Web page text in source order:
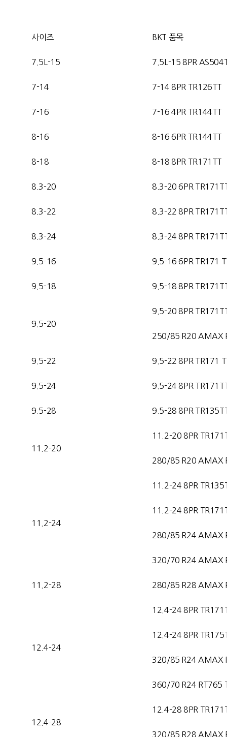
사이즈 BKT 품목
7.5L-15 7.5L-15 8PR
7-14 7-14 8PR TR126TT
7-16 7-16 4 PR TR144TT
8-16 8-16 6 PR TR144TT
8-18 8-18 8PR TR171TT
8.3-20 8.3-20 6PR
8.3-22 8.3-22 8PR
8.3-24 8.3-24 8PR
9.5-16 9.5-16 6PR TR171
9.5-18 9.5-18 8PR
9.5-20
9.5-20 8PR
250/85 R20 AMAX
9.5-22 9.5-22 8PR TR171
9.5-24 9.5-24 8PR
9.5-28 9.5-28 8PR
11.2-20
11.2-20 8PR
280/85 R20 AMAX
11.2-24
11.2-24 8PR
11.2-24 8PR
280/85 R24 AMAX
320/70 R24 AMAX
11.2-28 280/85 R28 AMAX
12.4-24
12.4-24 8PR
12.4-24 8PR
320/85 R24 AMAX
360/70 R24 RT765
12.4-28
12.4-28 8PR
320/85 R28 AMAX